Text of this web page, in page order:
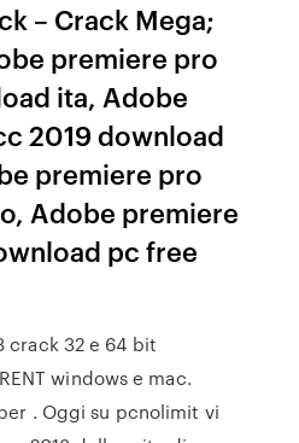
– Crack Mega;
premiere pro
ita, Adobe
2019 download
premiere pro
Adobe premiere
pc free
crack 32 e 64 bit
windows e mac.
. Oggi su pcnolimit vi